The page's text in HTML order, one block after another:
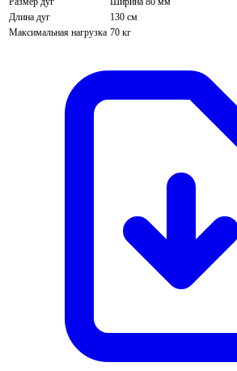
Длина дуг
130 см
Максимальная нагрузка 70 кг